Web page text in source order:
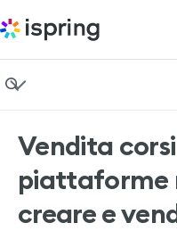
Prodotti
Prezzi
Vendita
piattaforme
creare e